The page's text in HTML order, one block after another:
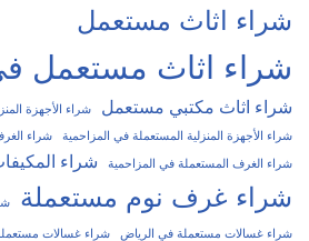
شراء اثاث مستعمل
شراء اثاث مستعمل
شراء اثاث مكتبي مستعمل
شراء الأجهزة
شراء الأجهزة المنزلية المستعملة في المزاحمية
شراء
شراء الغرف المستعملة في المزاحمية شراء
شراء غرف نوم مستعملة
شراء غسالات مستعملة في الرياض شراء غسالات